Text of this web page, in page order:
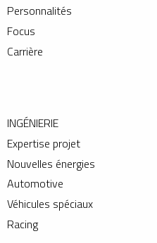
Personnalités
Focus
Carrière
INGÉNIERIE
Expertise projet
Nouvelles énergies
Automotive
Véhicules spéciaux
Racing